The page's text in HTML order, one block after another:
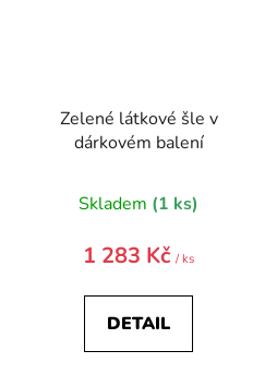
Zelené látkové šle v
dárkovém balení
Skladem (1 ks)
1 283 Kč / ks
DETAIL